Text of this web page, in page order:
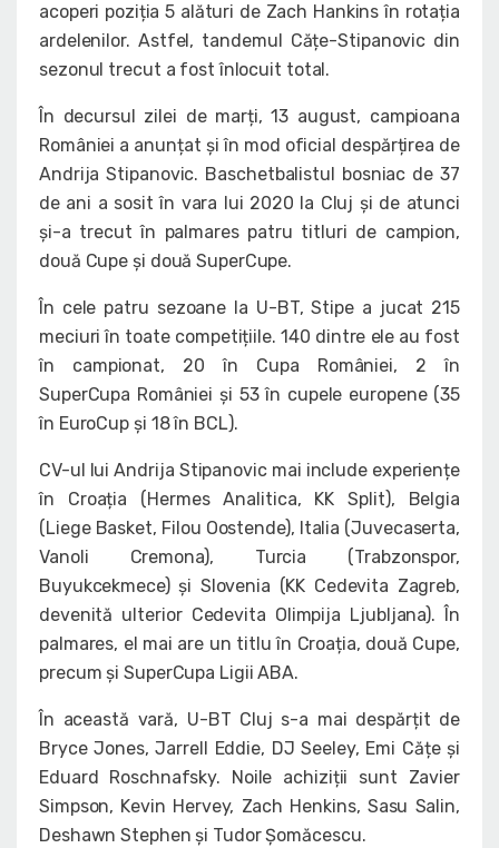
acoperi poziția 5 alături de Zach Hankins în rotația
ardelenilor. Astfel, tandemul Cățe-Stipanovic din
sezonul trecut a fost înlocuit total.
În decursul zilei de marți, 13 august, campioana
României a anunțat și în mod oficial despărțirea de
Andrija Stipanovic. Baschetbalistul bosniac de 37
de ani a sosit în vara lui 2020 la Cluj și de atunci
și-a trecut în palmares patru titluri de campion,
două Cupe și două SuperCupe.
În cele patru sezoane la U-BT, Stipe a jucat 215
meciuri în toate competițiile. 140 dintre ele au fost
în campionat, 20 în Cupa României, 2 în
SuperCupa României și 53 în cupele europene (35
în EuroCup și 18 în BCL).
CV-ul lui Andrija Stipanovic mai include experiențe
în Croația (Hermes Analitica, KK Split), Belgia
(Liege Basket, Filou Oostende), Italia (Juvecaserta,
Vanoli Cremona), Turcia (Trabzonspor,
Buyukcekmece) și Slovenia (KK Cedevita Zagreb,
devenită ulterior Cedevita Olimpija Ljubljana). În
palmares, el mai are un titlu în Croația, două Cupe,
precum și SuperCupa Ligii ABA.
În această vară, U-BT Cluj s-a mai despărțit de
Bryce Jones, Jarrell Eddie, DJ Seeley, Emi Cățe și
Eduard Roschnafsky. Noile achiziții sunt Zavier
Simpson, Kevin Hervey, Zach Henkins, Sasu Salin,
Deshawn Stephen și Tudor Șomăcescu.